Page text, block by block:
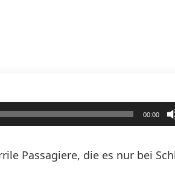
00:00
Passagiere, die es nur bei